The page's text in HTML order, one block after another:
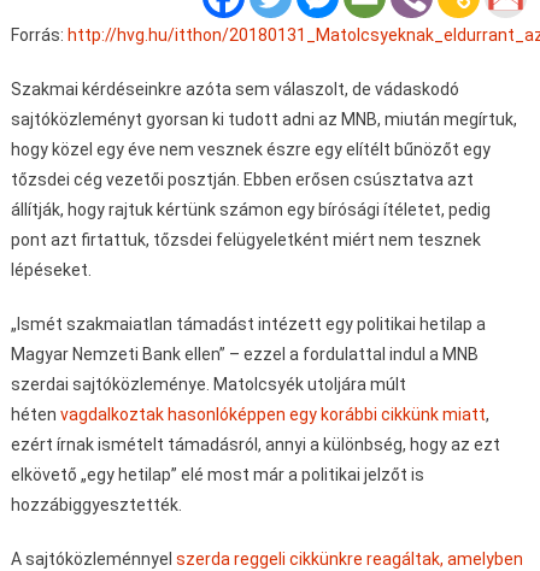
Forrás: http://hvg.hu/itthon/
Szakmai kérdéseinkre azóta sem válaszolt, de vádaskodó
sajtóközleményt gyorsan ki tudott adni az MNB, miután megírtuk,
hogy közel egy éve nem vesznek észre egy elítélt bűnözőt egy
tőzsdei cég vezetői posztján. Ebben erősen csúsztatva azt
állítják, hogy rajtuk kértünk számon egy bírósági ítéletet, pedig
pont azt firtattuk, tőzsdei felügyeletként miért nem tesznek
lépéseket.
„Ismét szakmaiatlan támadást intézett egy politikai hetilap a
Magyar Nemzeti Bank ellen” – ezzel a fordulattal indul a MNB
szerdai sajtóközleménye. Matolcsyék utoljára múlt
héten vagdalkoztak hasonlóképpen egy korábbi cikkünk miatt,
ezért írnak ismételt támadásról, annyi a különbség, hogy az ezt
elkövető „egy hetilap” elé most már a politikai jelzőt is
hozzábiggyesztették.
A sajtóközleménnyel szerda reggeli cikkünkre reagáltak, amelyben